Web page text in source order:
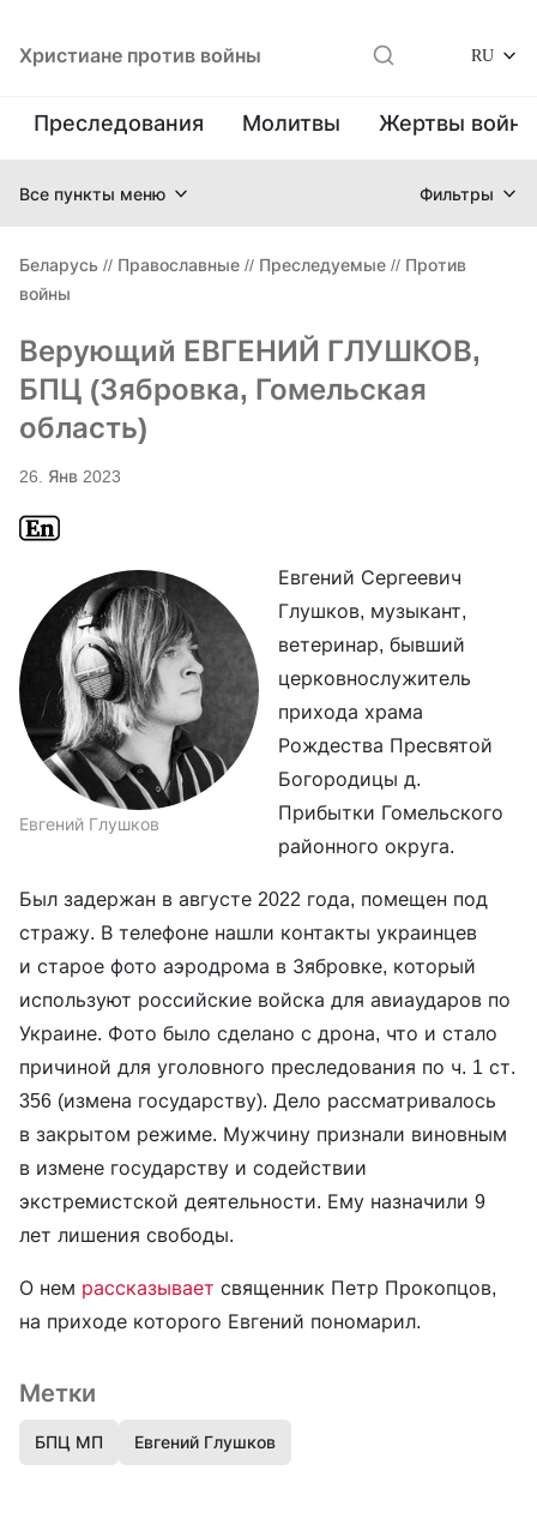
Христиане против войны RU
Преследования Молитвы Жертвы
Все пункты меню Фильтры
Беларусь // Православные // Преследуемые // Против
войны
Верующий ЕВГЕНИЙ ГЛУШКОВ,
БПЦ (Зябровка, Гомельская
область)
26. Янв 2023
Евгений Глушков
Евгений Сергеевич
Глушков, музыкант,
ветеринар, бывший
церковнослужитель
прихода храма
Рождества Пресвятой
Богородицы д.
Прибытки Гомельского
районного округа.
Был задержан в августе 2022 года, помещен под
стражу. В телефоне нашли контакты украинцев
и старое фото аэродрома в Зябровке, который
используют российские войска для авиаударов по
Украине. Фото было сделано с дрона, что и стало
причиной для уголовного преследования по ч. 1 ст.
356 (измена государству). Дело рассматривалось
в закрытом режиме. Мужчину признали виновным
в измене государству и содействии
экстремистской деятельности. Ему назначили 9
лет лишения свободы.
О нем рассказывает священник Петр Прокопцов,
на приходе которого Евгений пономарил.
Метки
БПЦ МП Евгений Глушков